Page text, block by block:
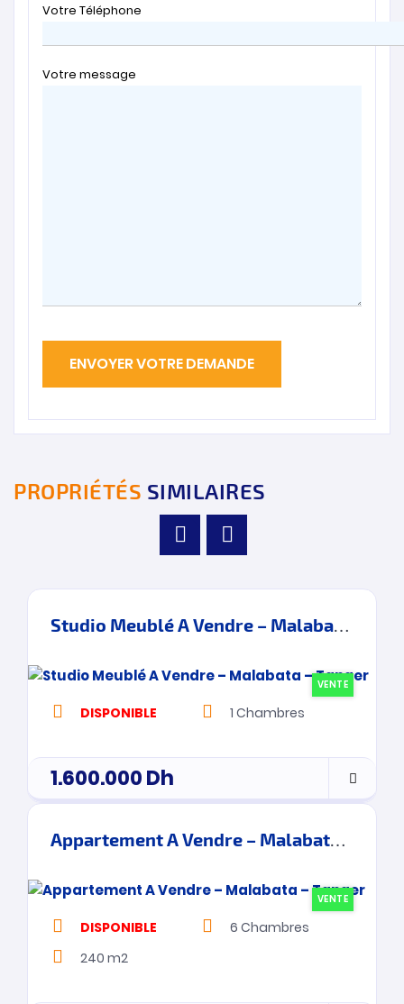
Votre Téléphone
Votre message
PROPRIÉTÉS SIMILAIRES
Studio Meublé A Vendre – Malabata – Tanger
VENTE
DISPONIBLE 1 Chambres
1.600.000Dh
Appartement A Vendre – Malabata – Tanger
VENTE
DISPONIBLE 6 Chambres
240 m2